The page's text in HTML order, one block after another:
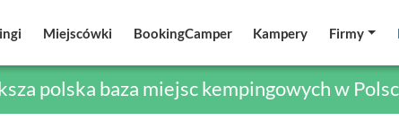
Miejscówki BookingCamper Kampery Firmy
polska baza miejsc kempingowych w
Miejscówki BookingCamper Kampery Firmy